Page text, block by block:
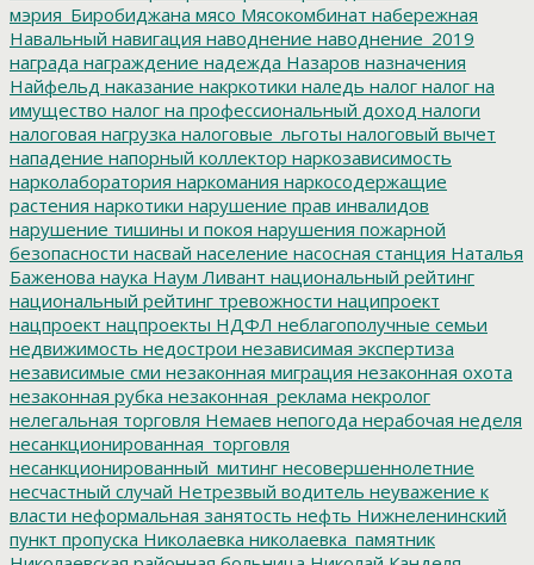
мэрия_Биробиджана мясо Мясокомбинат набережная
Навальный навигация наводнение наводнение_2019
награда награждение надежда Назаров назначения
Найфельд наказание накркотики наледь налог налог на
имущество налог на профессиональный доход налоги
налоговая нагрузка налоговые_льготы налоговый вычет
нападение напорный коллектор наркозависимость
нарколаборатория наркомания наркосодержащие
растения наркотики нарушение прав инвалидов
нарушение тишины и покоя нарушения пожарной
безопасности насвай население насосная станция Наталья
Баженова наука Наум Ливант национальный рейтинг
национальный рейтинг тревожности наципроект
нацпроект нацпроекты НДФЛ неблагополучные семьи
недвижимость недострои независимая экспертиза
независимые сми незаконная миграция незаконная охота
незаконная рубка незаконная_реклама некролог
нелегальная торговля Немаев непогода нерабочая неделя
несанкционированная_торговля
несанкционированный_митинг несовершеннолетние
несчастный случай Нетрезвый водитель неуважение к
власти неформальная занятость нефть Нижнеленинский
пункт пропуска Николаевка николаевка_памятник